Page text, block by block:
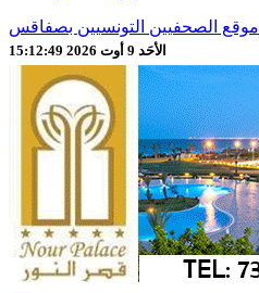
موقع الصحفيين التونسيين بصفاقس
الأحَد 9 أوت 2026 15:12:51